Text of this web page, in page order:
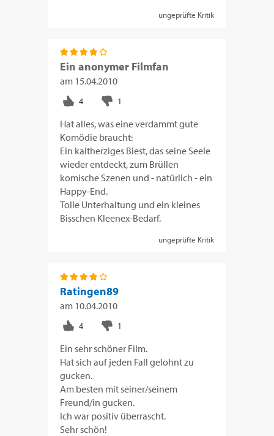
ungeprüfte Kritik
Ein anonymer Filmfan
am 15.04.2010
Hat alles, was eine verdammt gute
Komödie braucht:
Ein kaltherziges Biest, das seine Seele
wieder entdeckt, zum Brüllen
komische Szenen und - natürlich - ein
Happy-End.
Tolle Unterhaltung und ein kleines
Bisschen Kleenex-Bedarf.
ungeprüfte Kritik
Ratingen89
am 10.04.2010
Ein sehr schöner Film.
Hat sich auf jeden Fall gelohnt zu
gucken.
Am besten mit seiner/seinem
Freund/in gucken.
Ich war positiv überrascht.
Sehr schön!